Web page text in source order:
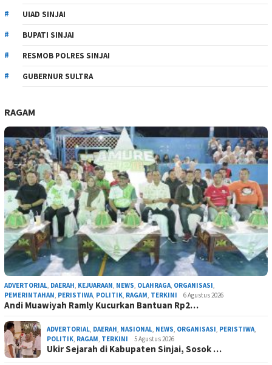
UIAD SINJAI
BUPATI SINJAI
RESMOB POLRES SINJAI
GUBERNUR SULTRA
RAGAM
ADVERTORIAL, DAERAH, KEJUARAAN, NEWS, OLAHRAGA, ORGANISASI,
PEMERINTAHAN, PERISTIWA, POLITIK, RAGAM, TERKINI 6 Agustus 2026
Andi Muawiyah Ramly Kucurkan Bantuan Rp2…
ADVERTORIAL, DAERAH, NASIONAL, NEWS, ORGANISASI, PERISTIWA,
POLITIK, RAGAM, TERKINI 5 Agustus 2026
Ukir Sejarah di Kabupaten Sinjai, Sosok …